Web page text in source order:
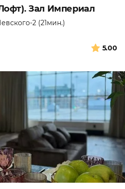
Зал Империал
2 (21мин.)
5.00